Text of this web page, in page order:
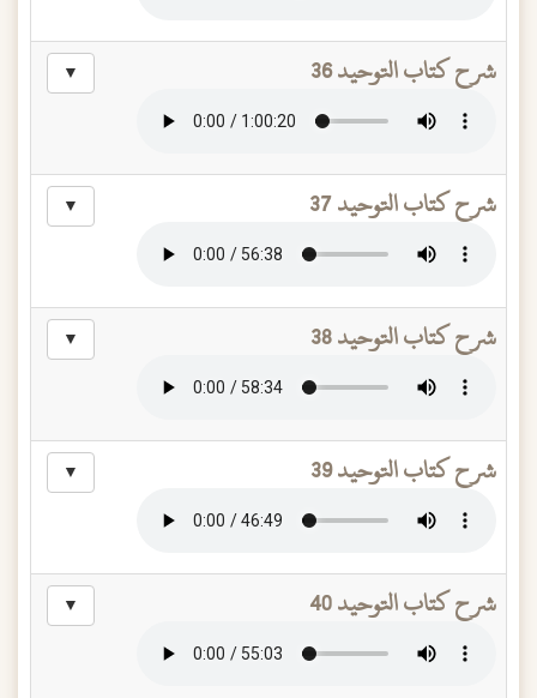
شرح كتاب التوحيد 36 ▼
شرح كتاب التوحيد 37 ▼
شرح كتاب التوحيد 38 ▼
شرح كتاب التوحيد 39 ▼
شرح كتاب التوحيد 40 ▼